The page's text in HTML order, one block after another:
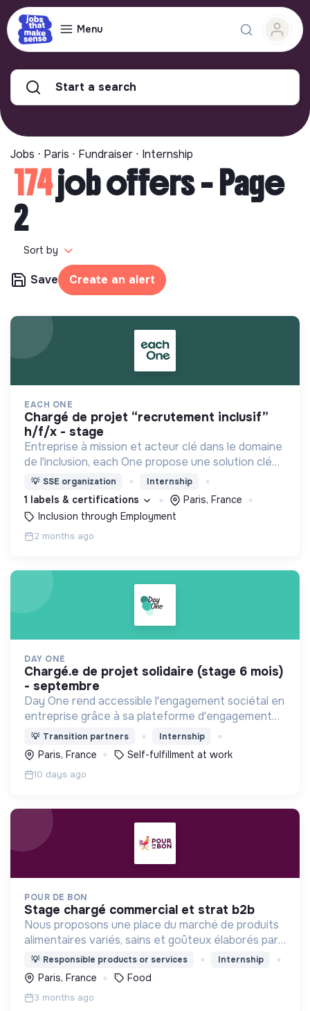
Menu
Start a search
Jobs ⋅ Paris ⋅ Fundraiser ⋅ Internship
174job offers - Page
2
Sort by
Save Create an alert
EACH ONE
chargé de projet “recrutement inclusif”
h/f/x - stage
Entreprise à mission et acteur clé dans le domaine
de l'inclusion, each One propose une solution clé
en main de recrutement et de formation dédiée
aux personnes réfugiées et éloignées de l’emploi.
💡 SSE organization Internship
1 labels & certifications
Paris, France
Inclusion through Employment
2 months ago
DAY ONE
chargé.e de projet solidaire (stage 6 mois)
- septembre
Day One rend accessible l'engagement sociétal en
entreprise grâce à sa plateforme d'engagement
solidaire regroupant des centaines d'associations
et +1000 actions à impact social et
environnemental !
💡 Transition partners Internship
Paris, France Self-fulfillment at work
10 days ago
POUR DE BON
stage chargé commercial et strat b2b
Nous proposons une place du marché de produits
alimentaires variés, sains et goûteux élaborés par
des producteurs locaux dans le respect de leur
terroir et de l’environnement.
💡 Responsible products or services Internship
Paris, France Food
3 months ago